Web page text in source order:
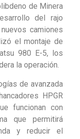
de Minera
del rajo
camiones
el montaje de
980 E-5, los
la operación.
de avanzada
HPGR
funcionan con
que permitirá
y reducir el